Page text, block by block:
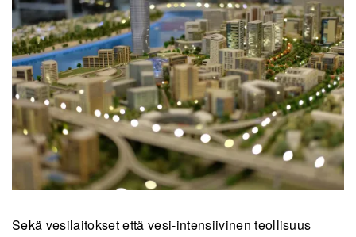
Sekä vesilaitokset että vesi-intensiivinen teollisuus